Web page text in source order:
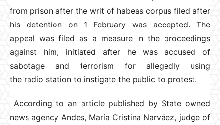
from prison after the writ of habeas corpus filed after
his detention on 1 February was accepted. The
appeal was filed as a measure in the proceedings
against him, initiated after he was accused of
sabotage and terrorism for allegedly using
the radio station to instigate the public to protest.
According to an article published by State owned
news agency Andes, María Cristina Narváez, judge of